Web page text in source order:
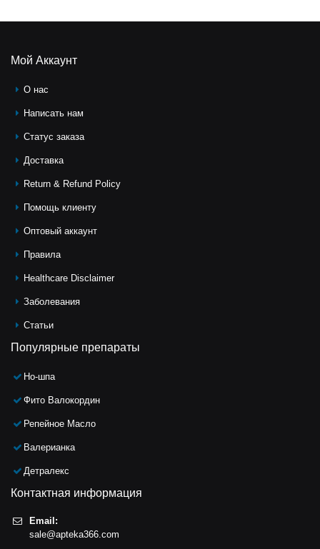
Мой Аккаунт
О нас
Написать нам
Статус заказа
Доставка
Return & Refund Policy
Помощь клиeнту
Оптовый аккаунт
Правила
Healthcare Disclaimer
Заболевания
Статьи
Популярные препараты
Но-шпа
Фито Валокордин
Репейное Масло
Валерианка
Детралекс
Контактная информация
Email:
sale@apteka366.com